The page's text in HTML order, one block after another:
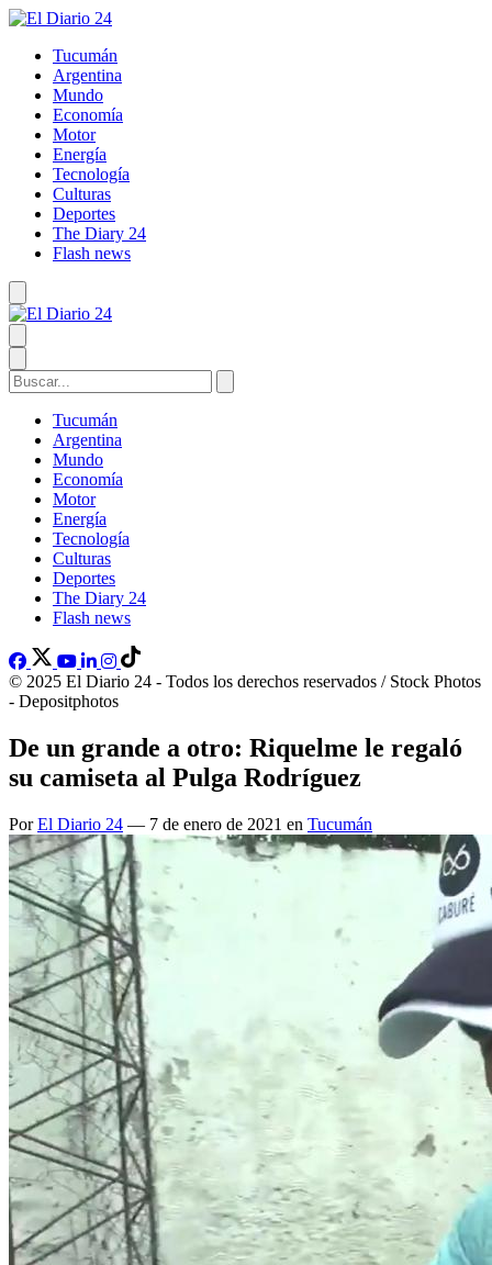
Tucumán
Argentina
Mundo
Economía
Motor
Energía
Tecnología
Culturas
Deportes
The Diary 24
Flash news
Tucumán
Argentina
Mundo
Economía
Motor
Energía
Tecnología
Culturas
Deportes
The Diary 24
Flash news
© 2025 El Diario 24 - Todos los derechos reservados / Stock Photos
- Depositphotos
De un grande a otro: Riquelme le regaló
su camiseta al Pulga Rodríguez
PorEl Diario 24 — 7 de enero de 2021 en Tucumán